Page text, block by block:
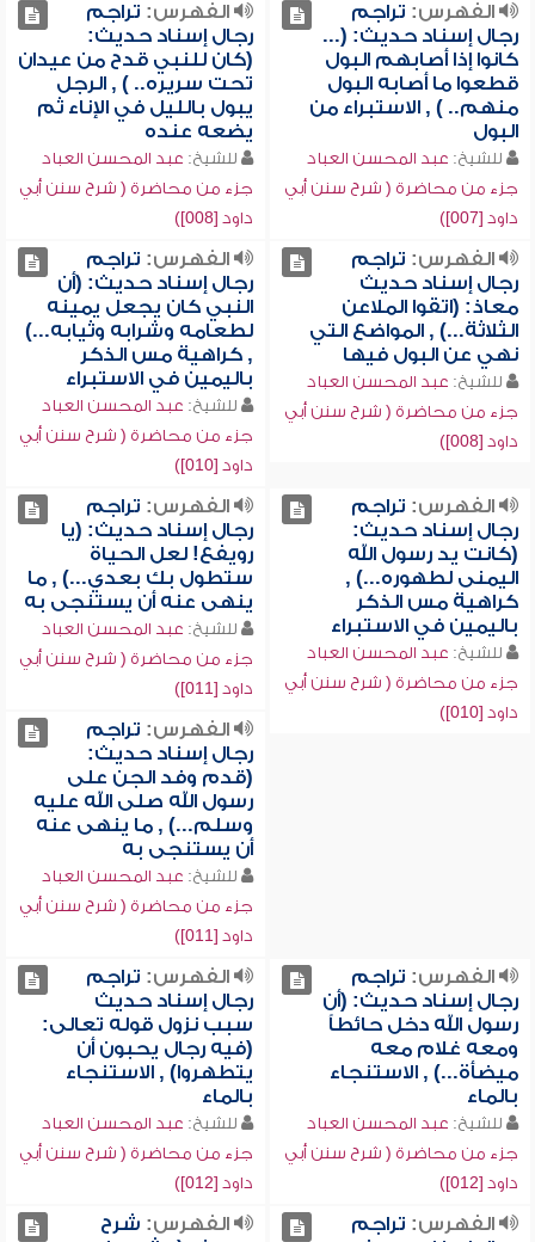
الفهرس: تراجم
رجال إسناد حديث: (...
كانوا إذا أصابهم البول
قطعوا ما أصابه البول
منهم.. ) , الاستبراء من
البول
للشيخ: عبد المحسن العباد
جزء من محاضرة ( شرح سنن أبي
داود [007])
الفهرس: تراجم
رجال إسناد حديث:
(كان للنبي قدح من عيدان
تحت سريره.. ) , الرجل
يبول بالليل في الإناء ثم
يضعه عنده
للشيخ: عبد المحسن العباد
جزء من محاضرة ( شرح سنن أبي
داود [008])
الفهرس: تراجم
رجال إسناد حديث
معاذ: (اتقوا الملاعن
الثلاثة...) , المواضع التي
نهي عن البول فيها
للشيخ: عبد المحسن العباد
جزء من محاضرة ( شرح سنن أبي
داود [008])
الفهرس: تراجم
رجال إسناد حديث: (أن
النبي كان يجعل يمينه
لطعامه وشرابه وثيابه...)
, كراهية مس الذكر
باليمين في الاستبراء
للشيخ: عبد المحسن العباد
جزء من محاضرة ( شرح سنن أبي
داود [010])
الفهرس: تراجم
رجال إسناد حديث:
(كانت يد رسول الله
اليمنى لطهوره...) ,
كراهية مس الذكر
باليمين في الاستبراء
للشيخ: عبد المحسن العباد
جزء من محاضرة ( شرح سنن أبي
داود [010])
الفهرس: تراجم
رجال إسناد حديث: (يا
رويفع! لعل الحياة
ستطول بك بعدي...) , ما
ينهى عنه أن يستنجى به
للشيخ: عبد المحسن العباد
جزء من محاضرة ( شرح سنن أبي
داود [011])
الفهرس: تراجم
رجال إسناد حديث:
(قدم وفد الجن على
رسول الله صلى الله عليه
وسلم...) , ما ينهى عنه
أن يستنجى به
للشيخ: عبد المحسن العباد
جزء من محاضرة ( شرح سنن أبي
داود [011])
الفهرس: تراجم
رجال إسناد حديث: (أن
رسول الله دخل حائطاً
ومعه غلام معه
ميضأة...) , الاستنجاء
بالماء
للشيخ: عبد المحسن العباد
جزء من محاضرة ( شرح سنن أبي
داود [012])
الفهرس: تراجم
رجال إسناد حديث
سبب نزول قوله تعالى:
(فيه رجال يحبون أن
يتطهروا) , الاستنجاء
بالماء
للشيخ: عبد المحسن العباد
جزء من محاضرة ( شرح سنن أبي
داود [012])
الفهرس: تراجم
الفهرس: شرح